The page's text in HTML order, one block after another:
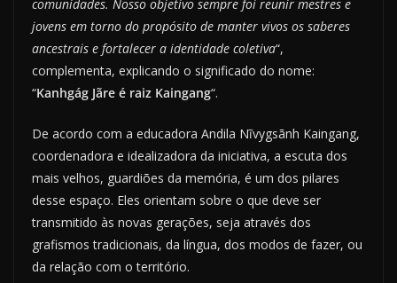
comunidades. Nosso objetivo sempre foi reunir mestres e
jovens em torno do propósito de manter vivos os saberes
ancestrais e fortalecer a identidade coletiva“,
complementa, explicando o significado do nome:
“Kanhgág Jãre é raiz Kaingang“.
De acordo com a educadora Andila Nĩvygsãnh Kaingang,
coordenadora e idealizadora da iniciativa, a escuta dos
mais velhos, guardiões da memória, é um dos pilares
desse espaço. Eles orientam sobre o que deve ser
transmitido às novas gerações, seja através dos
grafismos tradicionais, da língua, dos modos de fazer, ou
da relação com o território.